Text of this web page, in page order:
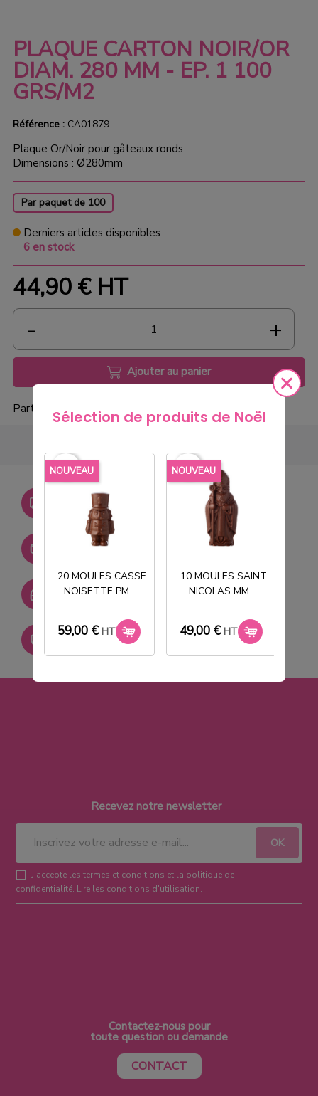
Sélection de produits de Noël
NOUVEAU
20 MOULES CASSE
NOISETTE PM
59,00 € HT
favorite_border NOUVEAU
10 MOULES SAINT
NICOLAS MM
49,00 € HT
favorite_border
PLAQUE CARTON NOIR/OR
DIAM. 280 MM - EP. 1 100
GRS/M2
Référence :CA01879
Plaque Or/Noir pour gâteaux ronds
Dimensions : Ø280mm
Par paquet de 100
Derniers articles disponibles
6 en stock
44,90 € HT
Ajouter au panier
Partager
Livraison gratuite dès
750€ HT
Stock permanent :
SAV réactif
Paiement sécurisé
Recevez notre newsletter
J'accepte les termes et conditions et la politique de
confidentialité. Lire les conditions d'utilisation.
Contactez-nous pour
toute question ou demande
CONTACT